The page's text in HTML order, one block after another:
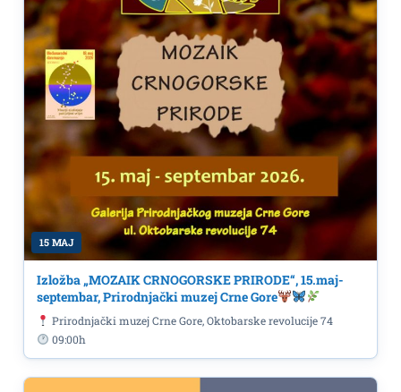
15 MAJ
Izložba „MOZAIK CRNOGORSKE PRIRODE“, 15.maj-
septembar, Prirodnjački muzej Crne Gore
Prirodnjački muzej Crne Gore, Oktobarske revolucije 74
09:00h